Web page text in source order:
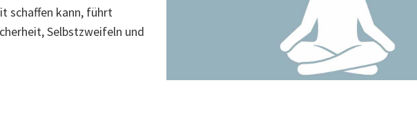
schaffen kann, führt
Selbstzweifeln und